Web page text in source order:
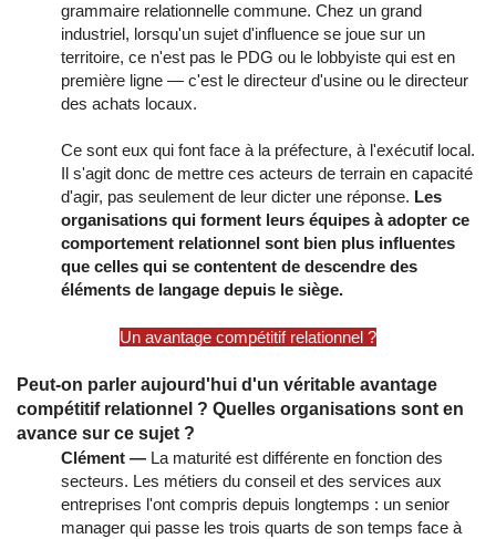
grammaire relationnelle commune. Chez un grand
industriel, lorsqu'un sujet d'influence se joue sur un
territoire, ce n'est pas le PDG ou le lobbyiste qui est en
première ligne — c'est le directeur d'usine ou le directeur
des achats locaux.
Ce sont eux qui font face à la préfecture, à l'exécutif local.
Il s'agit donc de mettre ces acteurs de terrain en capacité
d'agir, pas seulement de leur dicter une réponse. Les
organisations qui forment leurs équipes à adopter ce
comportement relationnel sont bien plus influentes
que celles qui se contentent de descendre des
éléments de langage depuis le siège.
Un avantage compétitif relationnel ?
Peut-on parler aujourd'hui d'un véritable avantage
compétitif relationnel ? Quelles organisations sont en
avance sur ce sujet ?
Clément — La maturité est différente en fonction des
secteurs. Les métiers du conseil et des services aux
entreprises l'ont compris depuis longtemps : un senior
manager qui passe les trois quarts de son temps face à